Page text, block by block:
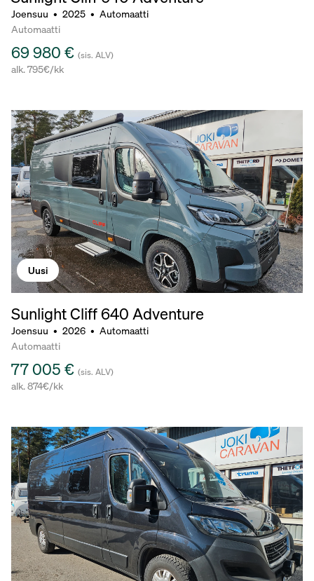
Joensuu • 2025 • Automaatti
Automaatti
69 980 € (sis. ALV)
alk. 795€/kk
Uusi
Sunlight Cliff 640 Adventure
Joensuu • 2026 • Automaatti
Automaatti
77 005 € (sis. ALV)
alk. 874€/kk